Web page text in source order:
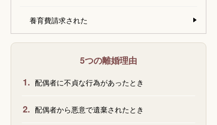
養育費請求された
5つの離婚理由
1. 配偶者に不貞な行為があったとき
2. 配偶者から悪意で遺棄されたとき